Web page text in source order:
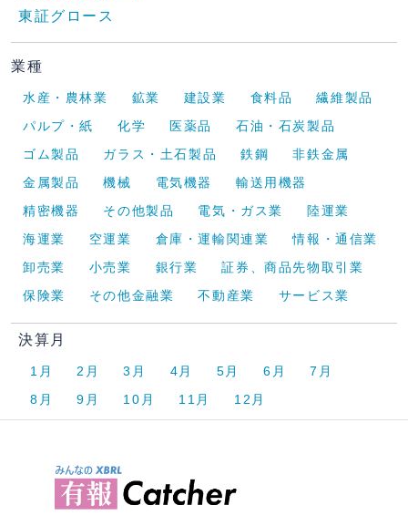
東証グロース
業種
水産・農林業 鉱業 建設業 食料品
繊維製品
パルプ・紙
化学 医薬品
石油・石炭製品
ゴム製品
ガラス・土石製品 鉄鋼
非鉄金属
金属製品
機械 電気機器
輸送用機器
精密機器
その他製品 電気・ガス業
陸運業
海運業
空運業 倉庫・運輸関連業
情報・通信業
卸売業
小売業 銀行業
証券、商品先物取引業
保険業
その他金融業 不動産業 サービス業
決算月
1月 2月 3月 4月 5月 6月
7月
8月
9月 10月 11月 12月